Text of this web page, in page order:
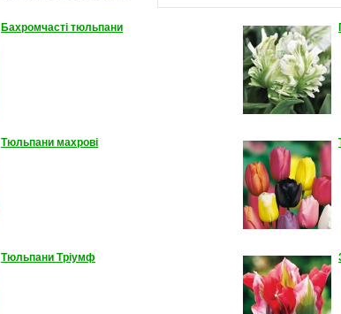
Бахромчасті тюльпани
Тюльпани махрові
Тюльпани Тріумф